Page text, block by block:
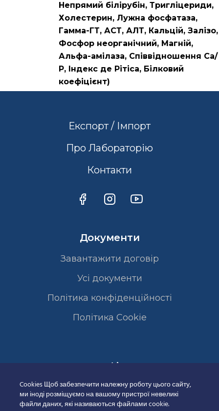
Непрямий білірубін, Тригліцериди,
Холестерин, Лужна фосфатаза,
Гамма-ГТ, АСТ, АЛТ, Кальцій, Залізо,
Фосфор неорганічний, Магній,
Альфа-амілаза, Співвідношення Са/
Р, Індекс де Рітіса, Білковий
коефіцієнт)
Експорт / Імпорт
Про Лабораторію
Контакти
Документи
Завантажити договір
Усі документи
Політика конфіденційності
Полiтика Cookie
Сертифікати
Cookies Щоб забезпечити належну роботу цього сайту,
ми іноді розміщуємо на вашому пристрої невеликі
файли даних, які називаються файлами cookie.